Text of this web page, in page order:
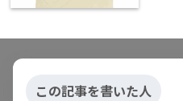
この記事を書いた人